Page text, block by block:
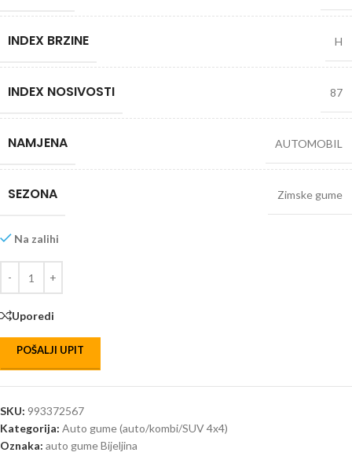
INDEX BRZINE H
INDEX NOSIVOSTI 87
NAMJENA AUTOMOBIL
SEZONA Zimske gume
Na zalihi
Uporedi
POŠALJI UPIT
SKU: 993372567
Kategorija: Auto gume (auto/kombi/SUV 4x4)
Oznaka: auto gume Bijeljina